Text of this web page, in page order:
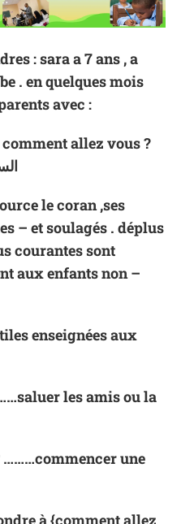
:sara a 7 ans , a
. en quelques mois
avec :
allez vous ?
le coran ,ses
– et soulagés . déplus
courantes sont
aux enfants non –
enseignées aux
les amis ou la
………commencer une
à {comment allez